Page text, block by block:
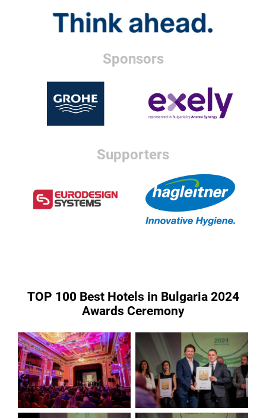
Sponsors
Supporters
TOP 100 Best Hotels in Bulgaria 2024
Awards Ceremony